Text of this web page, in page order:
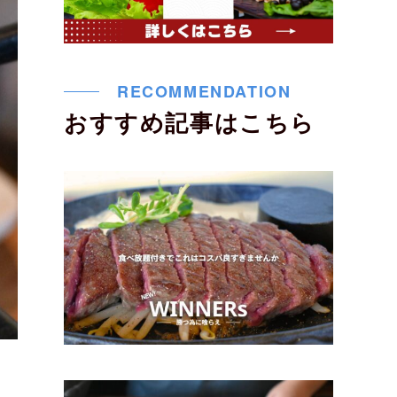
RECOMMENDATION
おすすめ記事はこちら